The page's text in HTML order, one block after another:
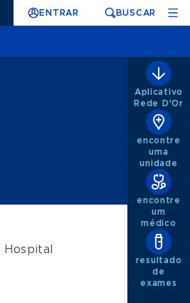
ENTRAR BUSCAR
Hospital
Aplicativo
Rede D'Or
encontre
uma
unidade
encontre
um
médico
resultado
de
exames